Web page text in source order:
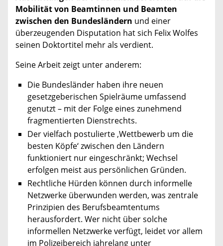
Mobilität von Beamtinnen und Beamten
zwischen den Bundesländern und einer
überzeugenden Disputation hat sich Felix Wolfes
seinen Doktortitel mehr als verdient.
Seine Arbeit zeigt unter anderem:
Die Bundesländer haben ihre neuen
gesetzgeberischen Spielräume umfassend
genutzt – mit der Folge eines zunehmend
fragmentierten Dienstrechts.
Der vielfach postulierte ‚Wettbewerb um die
besten Köpfe‘ zwischen den Ländern
funktioniert nur eingeschränkt; Wechsel
erfolgen meist aus persönlichen Gründen.
Rechtliche Hürden können durch informelle
Netzwerke überwunden werden, was zentrale
Prinzipien des Berufsbeamtentums
herausfordert. Wer nicht über solche
informellen Netzwerke verfügt, leidet vor allem
im Polizeibereich jahrelang unter